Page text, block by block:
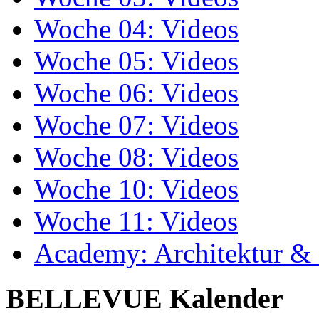
Woche 04: Videos
Woche 05: Videos
Woche 06: Videos
Woche 07: Videos
Woche 08: Videos
Woche 10: Videos
Woche 11: Videos
Academy: Architektur
BELLEVUE Kalender